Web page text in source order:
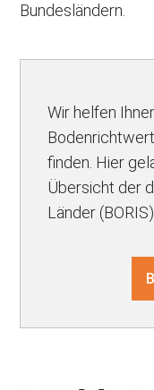
Bundesländern.
Wir helfen
finden. Hier
Übersicht der
Länder